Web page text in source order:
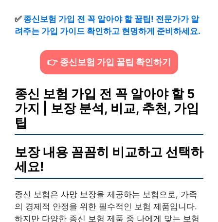
✅ 종신보험 가입 전 꼭 알아야 할 꿀팁! 전문가가 알
려주는 가입 가이드 확인하고 현명하게 준비하세요.
👉 종신보험 가입 꿀팁 확인하기
종신 보험 가입 전 꼭 알아야 할 5
가지 | 보장 분석, 비교, 추천, 가입
팁
보장 내용 꼼꼼히 비교하고 선택하
세요!
종신 보험은 사망 보장을 제공하는 보험으로, 가족
의 경제적 안정을 위한 필수적인 보험 제품입니다.
하지만 다양한 종신 보험 제품 중 나에게 맞는 보험